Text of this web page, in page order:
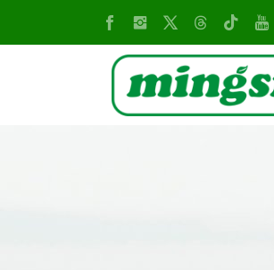
GT400A